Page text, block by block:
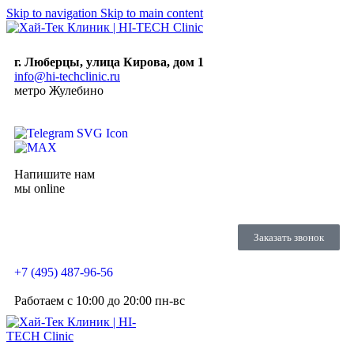
Skip to navigation Skip to main content
г. Люберцы, улица Кирова, дом 1
info@hi-techclinic.ru
метро Жулебино
Напишите нам
мы online
Заказать звонок
+7 (495) 487-96-56
Работаем c 10:00 до 20:00 пн-вс